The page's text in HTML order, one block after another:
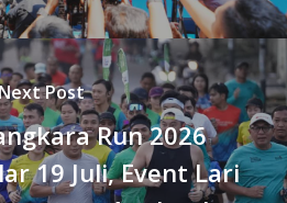
Post
Run 2026
19 Juli, Event Lari